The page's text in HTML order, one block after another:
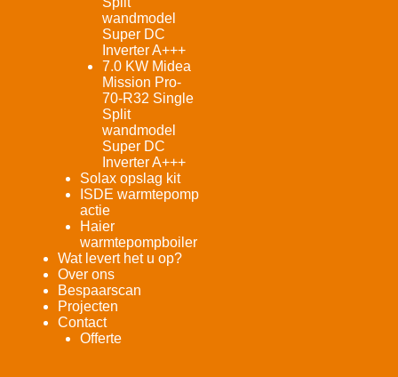
wandmodel
Super DC
Inverter A+++
7.0 KW Midea
Mission Pro-
70-R32 Single
Split
wandmodel
Super DC
Inverter A+++
Solax opslag kit
ISDE warmtepomp
actie
Haier
warmtepompboiler
Wat levert het u op?
Over ons
Bespaarscan
Projecten
Contact
Offerte